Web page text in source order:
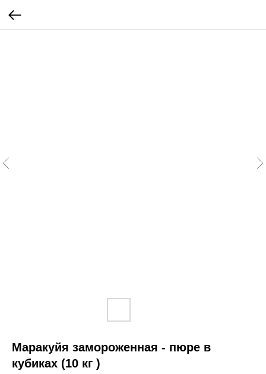
Маракуйя замороженная - пюре в
кубиках (10 кг )